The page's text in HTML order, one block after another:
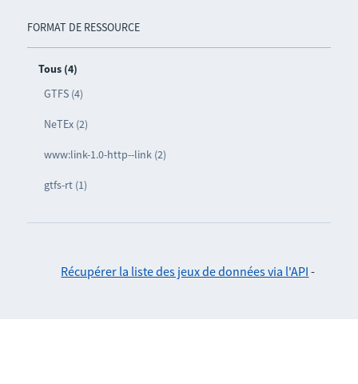
FORMAT DE RESSOURCE
Tous (4)
GTFS (4)
NeTEx (2)
www:link-1.0-http--link (2)
gtfs-rt (1)
Récupérer la liste des jeux de données via l'API -